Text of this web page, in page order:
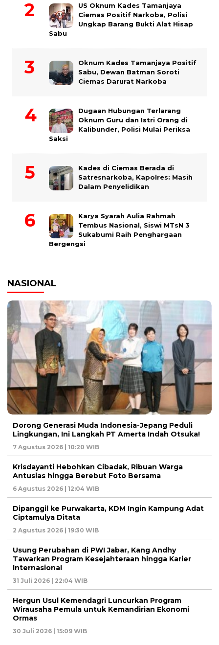
US Oknum Kades Tamanjaya
Ciemas Positif Narkoba, Polisi
Ungkap Barang Bukti Alat Hisap
Sabu
Oknum Kades Tamanjaya Positif
Sabu, Dewan Batman Soroti
Ciemas Darurat Narkoba
Dugaan Hubungan Terlarang
Oknum Guru dan Istri Orang di
Kalibunder, Polisi Mulai Periksa
Saksi
Kades di Ciemas Berada di
Satresnarkoba, Kapolres: Masih
Dalam Penyelidikan
Karya Syarah Aulia Rahmah
Tembus Nasional, Siswi MTsN 3
Sukabumi Raih Penghargaan
Bergengsi
NASIONAL
Dorong Generasi Muda Indonesia-Jepang Peduli
Lingkungan, Ini Langkah PT Amerta Indah Otsuka!
7 Agustus 2026 | 10:20 WIB
Krisdayanti Hebohkan Cibadak, Ribuan Warga
Antusias hingga Berebut Foto Bersama
6 Agustus 2026 | 12:04 WIB
Dipanggil ke Purwakarta, KDM Ingin Kampung Adat
Ciptamulya Ditata
2 Agustus 2026 | 19:30 WIB
Usung Perubahan di PWI Jabar, Kang Andhy
Tawarkan Program Kesejahteraan hingga Karier
Internasional
31 Juli 2026 | 22:04 WIB
Hergun Usul Kemendagri Luncurkan Program
Wirausaha Pemula untuk Kemandirian Ekonomi
Ormas
30 Juli 2026 | 15:09 WIB